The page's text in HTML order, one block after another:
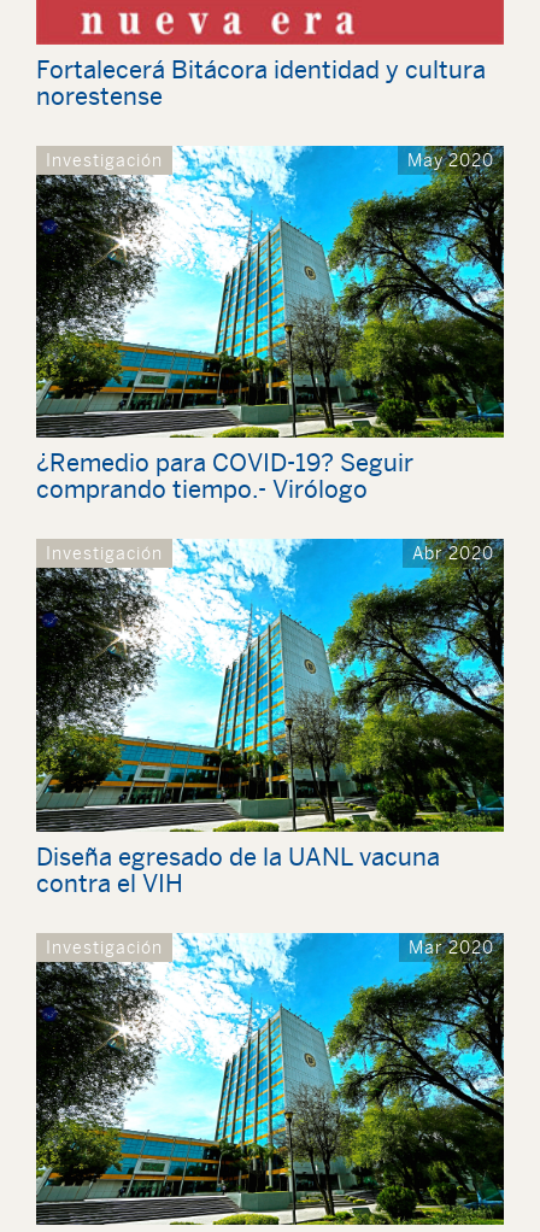
Fortalecerá Bitácora identidad y cultura
norestense
Investigación May 2020
¿Remedio para COVID-19? Seguir
comprando tiempo.- Virólogo
Investigación Abr 2020
Diseña egresado de la UANL vacuna
contra el VIH
Investigación Mar 2020